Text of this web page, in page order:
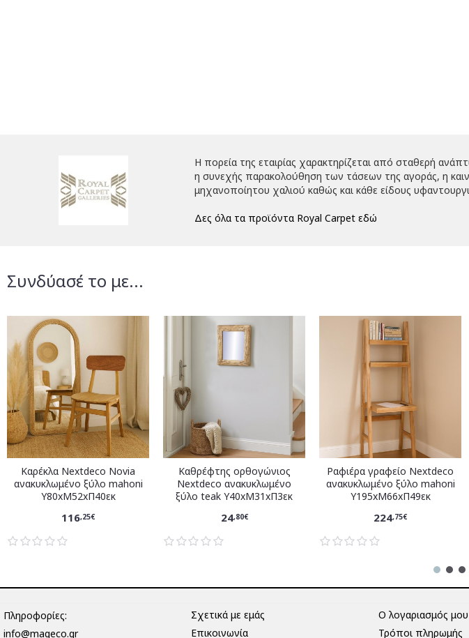
Η πορεία της εταιρίας χαρακτηρίζεται από σταθερή
η συνεχής παρακολούθηση των τάσεων της αγοράς, η
μηχανοποίητου χαλιού καθώς και κάθε είδους
Δες όλα τα προϊόντα Royal Carpet εδώ
Συνδύασέ το με...
Καρέκλα Nextdeco Novia
ανακυκλωμένο ξύλο mahoni
Υ80xM52xΠ40εκ
116,25€
Καθρέφτης ορθογώνιος
Nextdeco ανακυκλωμένο
ξύλο teak Υ40xM31xΠ3εκ
24,80€
Ραφιέρα γραφείο Nextdeco
ανακυκλωμένο ξύλο mahoni
Υ195xM66xΠ49εκ
224,75€
Πληροφορίες:
info@mageco.gr
Σχετικά με εμάς
Επικοινωνία
Ο λογαριασμός μου
Τρόποι πληρωμής